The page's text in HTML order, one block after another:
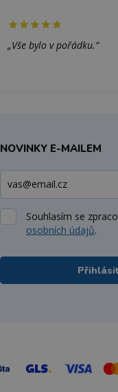
„Vše bylo v pořádku.“
NOVINKY E-MAILEM
Souhlasím se
osobních údajů.